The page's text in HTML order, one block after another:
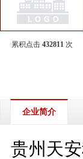
累积点击 432811 次
企业简介
贵州天